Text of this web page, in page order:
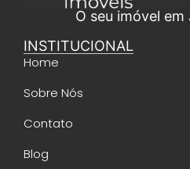
O seu imóvel em
INSTITUCIONAL
Home
Sobre Nós
Contato
Blog